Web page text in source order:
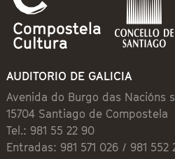
AUDITORIO DE GALICIA
Avenida do Burgo das Nacións
15704 Santiago de Compostela
Tel.: 981 55 22 90
Entradas: 981 571 026 / 981 552